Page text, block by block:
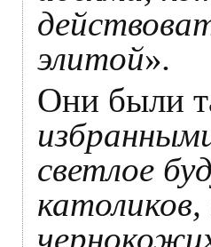
элитой».
Они были
светлое